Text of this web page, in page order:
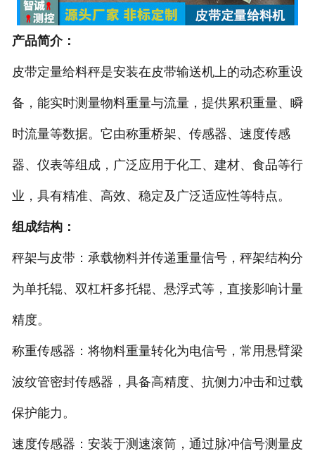
- DCS-X系列振动小包装秤
- ICS系列皮带秤
- 序列式皮带秤
电子配料秤
- 散装计量秤
电子汽车衡
- 输送机
产品简介：
皮带定量给料秤是安装在皮带输送机上的动态称重设
备，能实时测量物料重量与流量，提供累积重量、瞬
时流量等数据。它由称重桥架、传感器、速度传感
器、仪表等组成，广泛应用于化工、建材、食品等行
业，具有精准、高效、稳定及广泛适应性等特点。
组成结构：
秤架与皮带：承载物料并传递重量信号，秤架结构分
为单托辊、双杠杆多托辊、悬浮式等，直接影响计量
精度。
称重传感器：将物料重量转化为电信号，常用悬臂梁
波纹管密封传感器，具备高精度、抗侧力冲击和过载
保护能力。
速度传感器：安装于测速滚筒，通过脉冲信号测量皮